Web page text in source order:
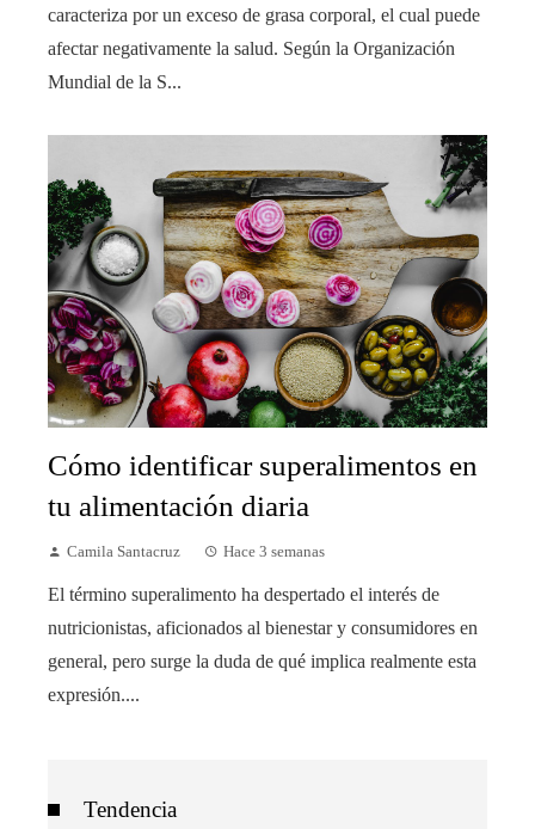
caracteriza por un exceso de grasa corporal, el cual puede
afectar negativamente la salud. Según la Organización
Mundial de la S...
Cómo identificar superalimentos en
tu alimentación diaria
Camila Santacruz Hace 3 semanas
El término superalimento ha despertado el interés de
nutricionistas, aficionados al bienestar y consumidores en
general, pero surge la duda de qué implica realmente esta
expresión....
Tendencia